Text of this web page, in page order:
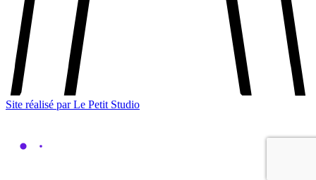
Site réalisé par Le Petit Studio